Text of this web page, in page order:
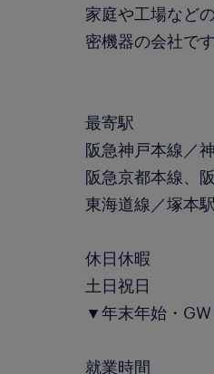
家庭や工場など
密機器の会社で
最寄駅
阪急神戸本線／
阪急京都本線、
東海道線／塚本
休日休暇
土日祝日
▼年末年始・GW
就業時間